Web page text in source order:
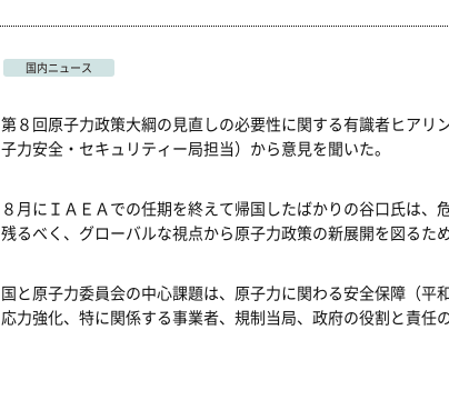
国内ニュース
第８回原子力政策大綱の見直しの必要性に関する有識者ヒア
子力安全・セキュリティー局担当）から意見を聞いた。
８月にＩＡＥＡでの任期を終えて帰国したばかりの谷口氏は
残るべく、グローバルな視点から原子力政策の新展開を図るた
国と原子力委員会の中心課題は、原子力に関わる安全保障（
応力強化、特に関係する事業者、規制当局、政府の役割と責任